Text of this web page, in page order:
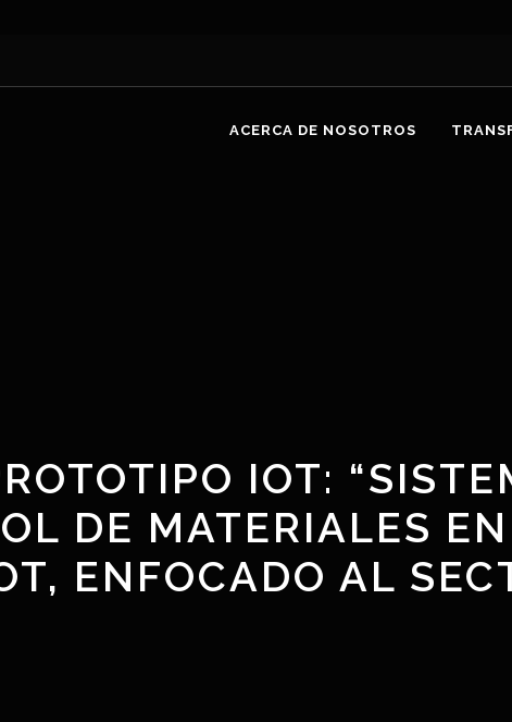
ACERCA DE NOSOTROS
IOT:
DE MATERIALES
ENFOCADO AL